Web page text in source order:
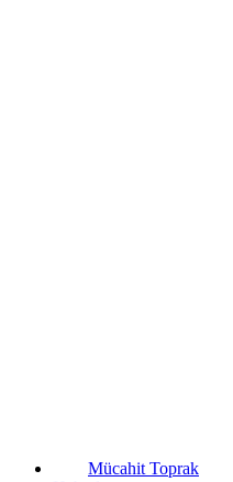
Mücahit Toprak